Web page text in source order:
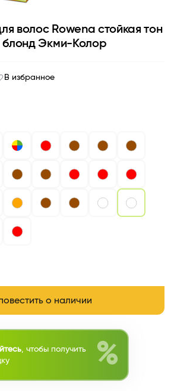
волос Rowena стойкая тон
блонд Экми-Колор
В избранное
о наличии
, чтобы получить
%